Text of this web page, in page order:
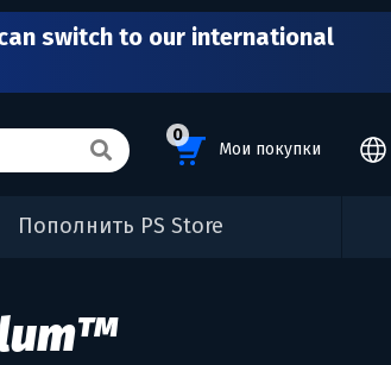
switch to our international
0
Мои покупки
Пополнить PS Store